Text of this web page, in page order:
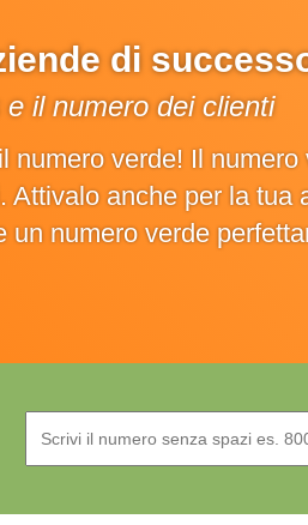
di
il numero dei clienti
numero verde! Il
anche per la
numero verde